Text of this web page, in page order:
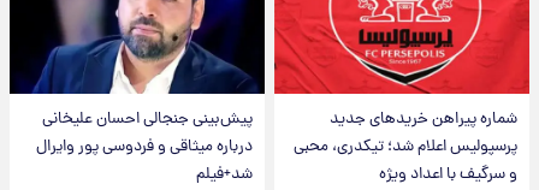
شماره پیراهن خریدهای جدید
پرسپولیس اعلام شد؛ تیکدری، محبی
و سرگیف با اعداد ویژه
پیش‌بینی جنجالی احسان علیخانی
درباره میثاقی و فردوسی پور وایرال
شد+فیلم